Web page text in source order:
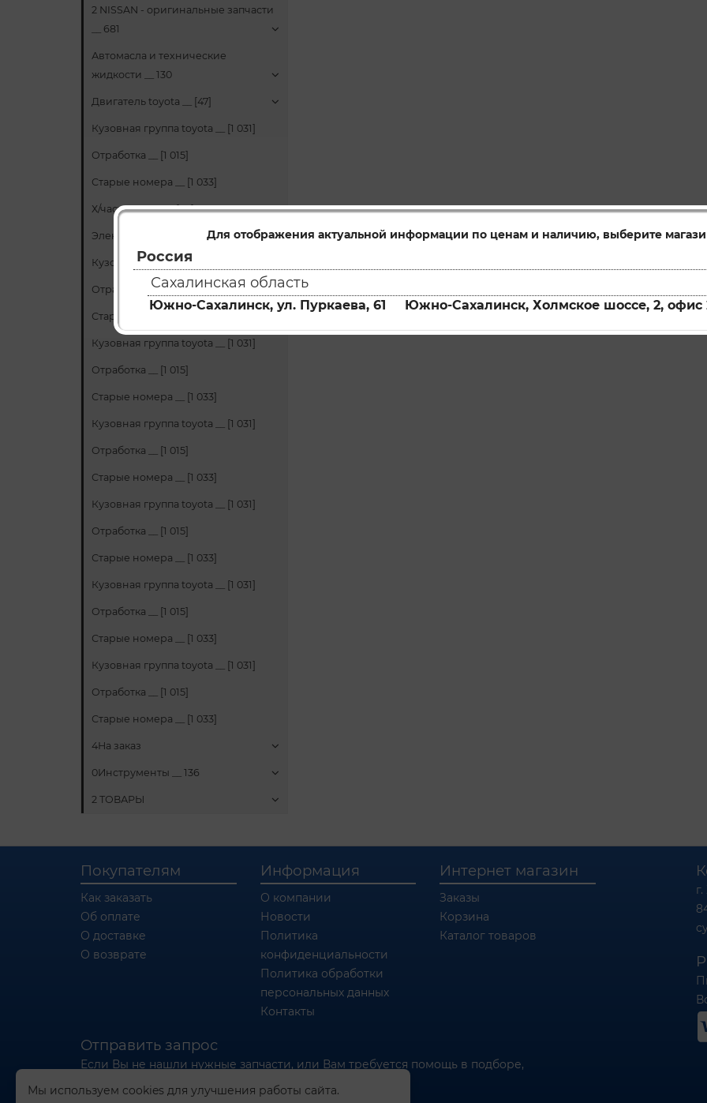
Для отображения актуальной информации по ценам и наличию, выберите
Россия
Сахалинская область
Южно-Сахалинск, ул. Пуркаева, 61 Южно-Сахалинск, Холмское шоссе, 2, офис
2 NISSAN - оригинальные запчасти
__ 681
Автомасла и технические
жидкости __ 130
Двигатель toyota __ [47]
Кузовная группа toyota __ [1 031]
Отработка __ [1 015]
Старые номера __ [1 033]
Х/часть toyota __ [50]
Электрика toyota __ [53]
Кузовная группа toyota __ [1 031]
Отработка __ [1 015]
Старые номера __ [1 033]
Кузовная группа toyota __ [1 031]
Отработка __ [1 015]
Старые номера __ [1 033]
Кузовная группа toyota __ [1 031]
Отработка __ [1 015]
Старые номера __ [1 033]
Кузовная группа toyota __ [1 031]
Отработка __ [1 015]
Старые номера __ [1 033]
Кузовная группа toyota __ [1 031]
Отработка __ [1 015]
Старые номера __ [1 033]
Кузовная группа toyota __ [1 031]
Отработка __ [1 015]
Старые номера __ [1 033]
4На заказ
0Инструменты __ 136
2 ТОВАРЫ
Покупателям
Как заказать
Об оплате
О доставке
О возврате
Информация
О компании
Новости
Политика
конфиденциальности
Политика обработки
персональных данных
Контакты
Интернет магазин
Заказы
Корзина
Каталог товаров
Отправить запрос
Если Вы не нашли нужные запчасти, или Вам требуется помощь в подборе,
отправьте нам запрос - мы Вам поможем
Мы используем cookies для улучшения работы сайта.